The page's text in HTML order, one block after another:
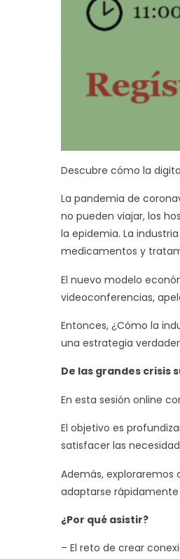
Descubre cómo la
La pandemia de
no pueden viajar, los
la epidemia. La
medicamentos y
El nuevo modelo
videoconferencias,
Entonces, ¿Cómo la
una estrategia
De las grandes crisis
En esta sesión online
El objetivo es
satisfacer las
Además,
adaptarse
¿Por qué asistir?
– El reto de crear